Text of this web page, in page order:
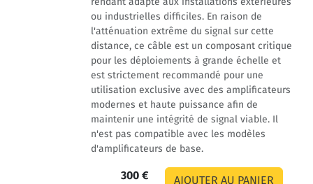
ou industrielles difficiles. En raison de
l'atténuation extrême du signal sur cette
distance, ce câble est un composant critique
pour les déploiements à grande échelle et
est strictement recommandé pour une
utilisation exclusive avec des amplificateurs
modernes et haute puissance afin de
maintenir une intégrité de signal viable. Il
n'est pas compatible avec les modèles
d'amplificateurs de base.
300 €